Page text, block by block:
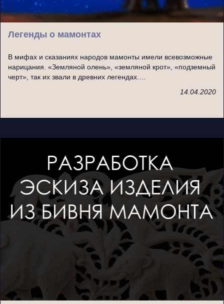
Легенды о мамонтах
В мифах и сказаниях народов мамонты имели всевозможные
нарицания. «Земляной олень», «земляной крот», «подземный
черт», так их звали в древних легендах.…
14.04.2020